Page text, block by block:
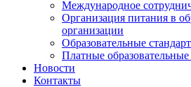
Международное
Организация питания в
организации
Образовательные
Платные образовательные
Новости
Контакты